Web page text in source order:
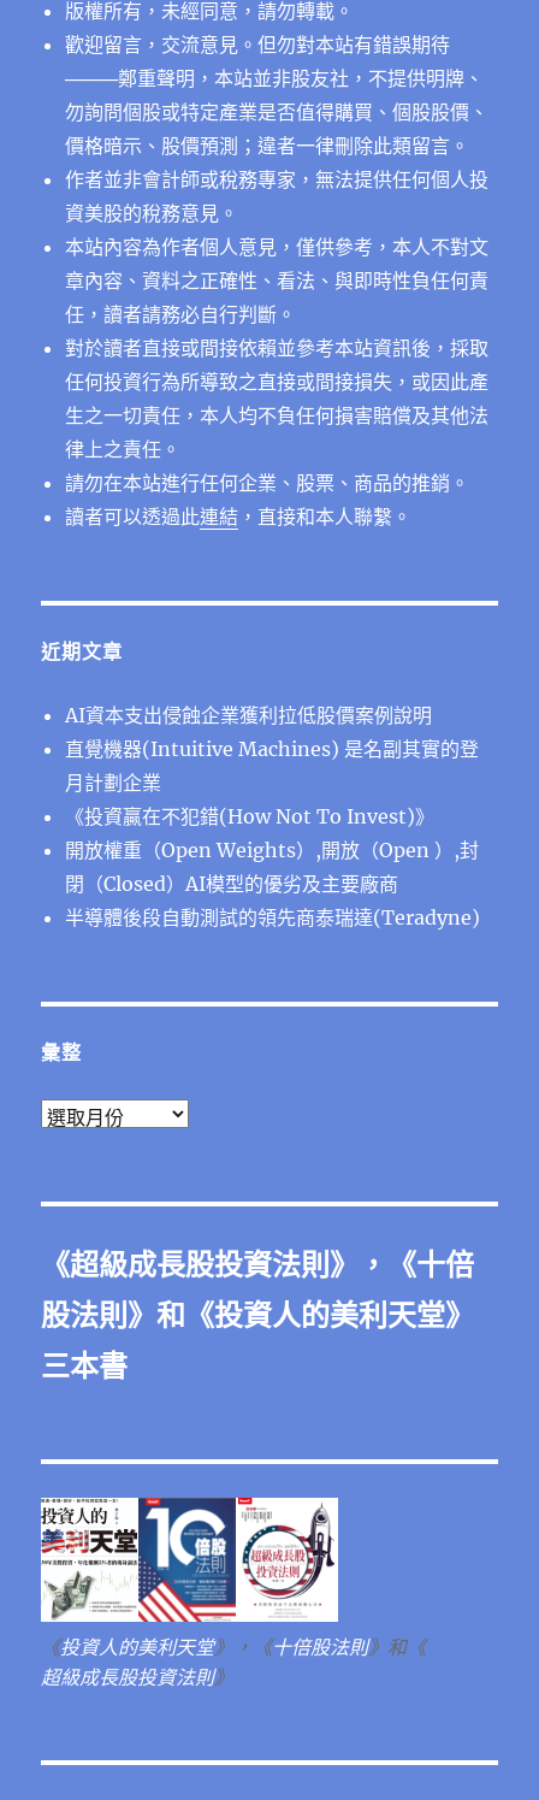
（Mastercard）
的
城
河
鬆
了
中
版權所有，未經同意，請勿轉載。
歡迎留言，交流意見。但勿對本站有錯誤期待
────鄭重聲明，本站並非股友社，不提供明牌、
勿詢問個股或特定產業是否值得購買、個股股價、
價格暗示、股價預測；違者一律刪除此類留言。
作者並非會計師或稅務專家，無法提供任何個人投
資美股的稅務意見。
本站內容為作者個人意見，僅供參考，本人不對文
章內容、資料之正確性、看法、與即時性負任何責
任，讀者請務必自行判斷。
對於讀者直接或間接依賴並參考本站資訊後，採取
任何投資行為所導致之直接或間接損失，或因此產
生之一切責任，本人均不負任何損害賠償及其他法
律上之責任。
請勿在本站進行任何企業、股票、商品的推銷。
讀者可以透過此連結 ，直接和本人聯繫。
近期文章
AI資本支出侵蝕企業獲利拉低股價案例說明
直覺機器(Intuitive Machines) 是名副其實的登
月計劃企業
《投資贏在不犯錯(How Not To Invest)》
開放權重（Open Weights）,開放（Open ）,封
閉（Closed）AI模型的優劣及主要廠商
半導體後段⾃動測試的領先商泰瑞達(Teradyne)
彙整
彙
《超級成長股投資法則 》，《十倍
股法則 》和《投資人的美利天堂》
三本書
《投資人的美利天堂》，《十倍股法則》和《
超級成長股投資法則》